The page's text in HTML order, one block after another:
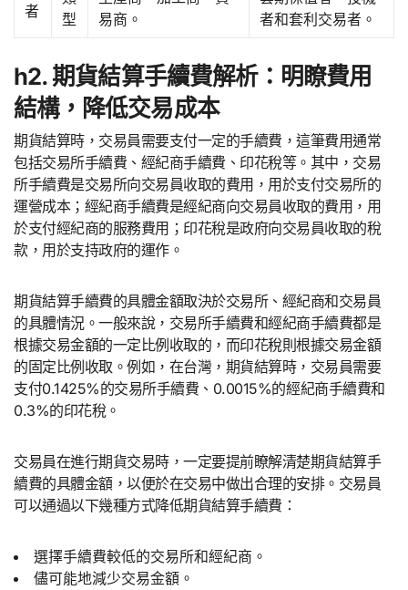
者
型
易商。
者和套利交易者。
h2. 期貨結算手續費解析：明瞭費用
結構，降低交易成本
期貨結算時，交易員需要支付一定的手續費，這筆費用通常
包括交易所手續費、經紀商手續費、印花稅等。其中，交易
所手續費是交易所向交易員收取的費用，用於支付交易所的
運營成本；經紀商手續費是經紀商向交易員收取的費用，用
於支付經紀商的服務費用；印花稅是政府向交易員收取的稅
款，用於支持政府的運作。
期貨結算手續費的具體金額取決於交易所、經紀商和交易員
的具體情況。一般來說，交易所手續費和經紀商手續費都是
根據交易金額的一定比例收取的，而印花稅則根據交易金額
的固定比例收取。例如，在台灣，期貨結算時，交易員需要
支付0.1425%的交易所手續費、0.0015%的經紀商手續費和
0.3%的印花稅。
交易員在進行期貨交易時，一定要提前瞭解清楚期貨結算手
續費的具體金額，以便於在交易中做出合理的安排。交易員
可以通過以下幾種方式降低期貨結算手續費：
選擇手續費較低的交易所和經紀商。
儘可能地減少交易金額。